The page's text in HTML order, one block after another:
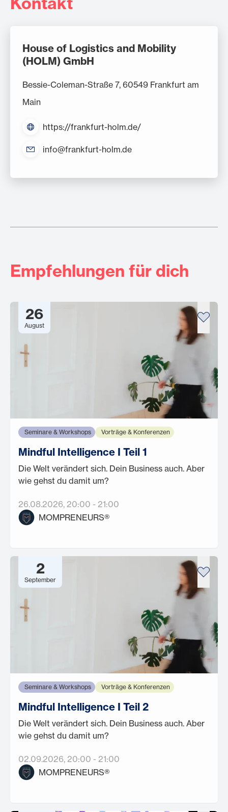
House of Logistics and Mobility
(HOLM) GmbH
Bessie-Coleman-Straße 7, 60549 Frankfurt am
Main
https://frankfurt-holm.de/
info@frankfurt-holm.de
Empfehlungen für dich
26
August
Seminare & Workshops Vorträge & Konferenzen
Mindful Intelligence I Teil 1
Die Welt verändert sich. Dein Business auch. Aber
wie gehst du damit um?
26.08.2026, 20:00 - 21:00
MOMPRENEURS®
2
September
Seminare & Workshops Vorträge & Konferenzen
Mindful Intelligence I Teil 2
Die Welt verändert sich. Dein Business auch. Aber
wie gehst du damit um?
02.09.2026, 20:00 - 21:00
MOMPRENEURS®